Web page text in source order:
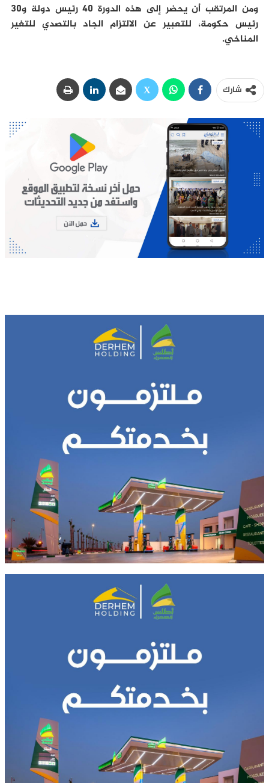
ومن المرتقب أن يحضر إلى هذه الدورة 40 رئيس دولة و30
رئيس حكومة، للتعبير عن الالتزام الجاد بالتصدي للتغير
المناخي.
شارك